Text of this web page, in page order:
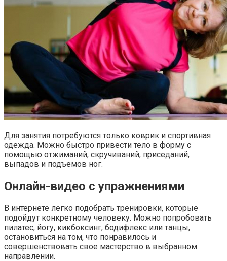
Для занятия потребуются только коврик и спортивная
одежда. Можно быстро привести тело в форму с
помощью отжиманий, скручиваний, приседаний,
выпадов и подъемов ног.
Онлайн-видео с упражнениями
В интернете легко подобрать тренировки, которые
подойдут конкретному человеку. Можно попробовать
пилатес, йогу, кикбоксинг, бодифлекс или танцы,
остановиться на том, что понравилось и
совершенствовать свое мастерство в выбранном
направлении.